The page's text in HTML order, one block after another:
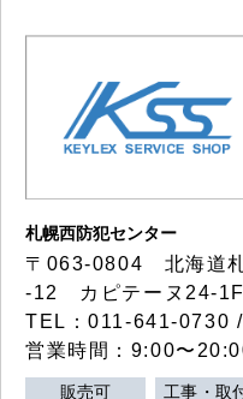
札幌西防犯センター
〒063-0804 北海道
-12 カピテーヌ24-1F
TEL：011-641-0730
営業時間：9:00〜
販売可 工事・取